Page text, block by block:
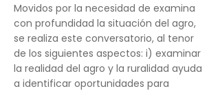
Movidos por la necesidad de examina
con profundidad la situación del agro,
se realiza este conversatorio, al tenor
de los siguientes aspectos: i) examinar
la realidad del agro y la ruralidad ayuda
a identificar oportunidades para